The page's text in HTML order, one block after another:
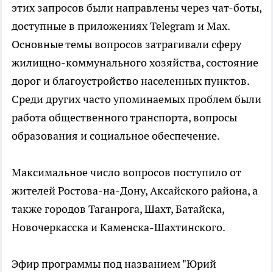
этих запросов были направлены через чат-боты,
доступные в приложениях Telegram и Max.
Основные темы вопросов затрагивали сферу
жилищно-коммунального хозяйства, состояние
дорог и благоустройство населенных пунктов.
Среди других часто упоминаемых проблем были
работа общественного транспорта, вопросы
образования и социальное обеспечение.
Максимальное число вопросов поступило от
жителей Ростова-на-Дону, Аксайского района, а
также городов Таганрога, Шахт, Батайска,
Новочеркасска и Каменска-Шахтинского.
Эфир программы под названием "Юрий